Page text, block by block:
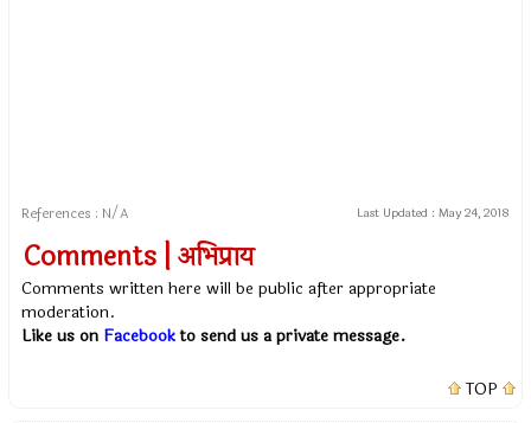
References : N/A Last Updated : May 24, 2018
Comments | अभिप्राय
Comments written here will be public after appropriate
moderation.
Like us on Facebookto send us a private message.
TOP